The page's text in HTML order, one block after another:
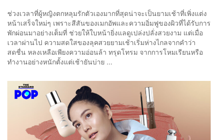
ช่วงเวลาที่ผู้หญิงตกหลุมรักตัวเองมากที่สุดน่าจะเป็นยามเช้าที่เพิ่งแต่ง
หน้าเสร็จใหม่ๆ เพราะสีสันของเมกอัพและความอิ่มฟูของผิวที่ได้รับการ
พักผ่อนมาอย่างเต็มที่ ช่วยให้ใบหน้ายิ่งแลดูเปล่งปลั่งสวยงาม แต่เมื่อ
เวลาผ่านไป ความสดใสของลุคสวยยามเช้าเริ่มห่างไกลจากคำว่า
สดชื่น หลงเหลือเพียงความอ่อนล้า ทรุดโทรม จากการโหมเรียนหรือ
ทำงานอย่างหนักตั้งแต่เช้ายันบ่าย ...